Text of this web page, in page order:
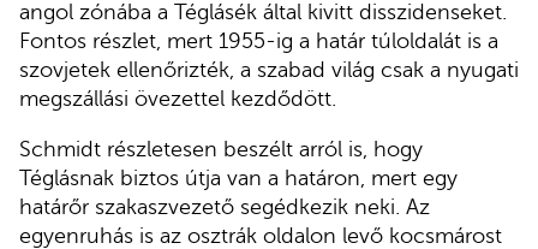
angol zónába a Téglásék által kivitt disszidenseket.
Fontos részlet, mert 1955-ig a határ túloldalát is a
szovjetek ellenőrizték, a szabad világ csak a nyugati
megszállási övezettel kezdődött.
Schmidt részletesen beszélt arról is, hogy
Téglásnak biztos útja van a határon, mert egy
határőr szakaszvezető segédkezik neki. Az
egyenruhás is az osztrák oldalon levő kocsmárost